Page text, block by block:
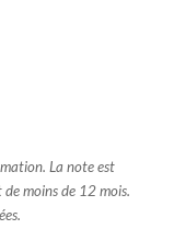
La note est
moins de 12 mois.